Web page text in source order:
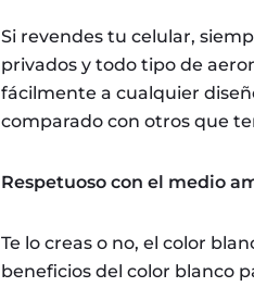
Si revendes tu celular,
privados y todo tipo de
fácilmente a cualquier
comparado con otros que
Respetuoso con el medio
Te lo creas o no, el color
beneficios del color blanco